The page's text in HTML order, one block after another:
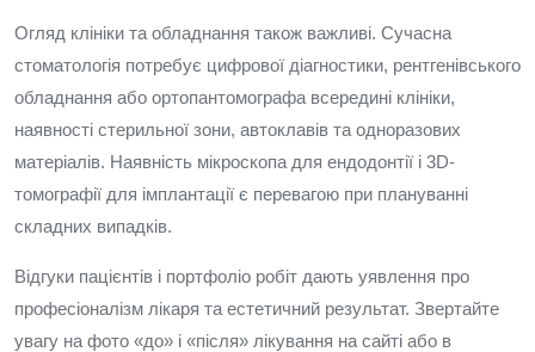
Огляд клініки та обладнання також важливі. Сучасна
стоматологія потребує цифрової діагностики, рентгенівського
обладнання або ортопантомографа всередині клініки,
наявності стерильної зони, автоклавів та одноразових
матеріалів. Наявність мікроскопа для ендодонтії і 3D-
томографії для імплантації є перевагою при плануванні
складних випадків.
Відгуки пацієнтів і портфоліо робіт дають уявлення про
професіоналізм лікаря та естетичний результат. Звертайте
увагу на фото «до» і «після» лікування на сайті або в